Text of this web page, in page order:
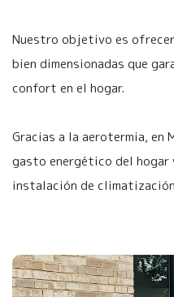
Nuestro objetivo es
bien dimensionadas que
confort en el hogar.
Gracias a la aerotermia, en
gasto energético del hogar
instalación de